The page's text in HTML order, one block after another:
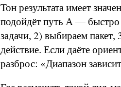
Тон результата имеет
подойдёт путь А — быстро
задачи, 2) выбираем
действие. Если даёте
разброс: «Диапазон